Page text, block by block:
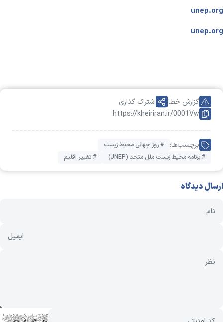
unep.org
unep.org
https://kheiriran.ir/0001Vw
گزارش خطا اشتراک گذاری
برچسب‌ها:
# روز جهانی محیط زیست
# برنامه محیط زیست ملل متحد (UNEP)
# تغییر اقلیم
ارسال دیدگاه